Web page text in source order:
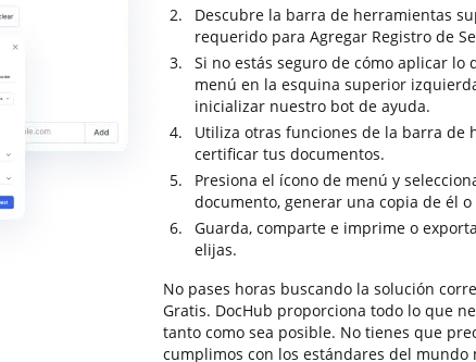
Descubre la barra de herramientas
requerido para Agregar Registro de
Si no estás seguro de cómo aplicar lo
menú en la esquina superior
inicializar nuestro bot de ayuda.
Utiliza otras funciones de la barra de
certificar tus documentos.
Presiona el ícono de menú y
documento, generar una copia de él
Guarda, comparte e imprime o
elijas.
No pases horas buscando la solución
Gratis. DocHub proporciona todo lo que
tanto como sea posible. No tienes que
cumplimos con los estándares del